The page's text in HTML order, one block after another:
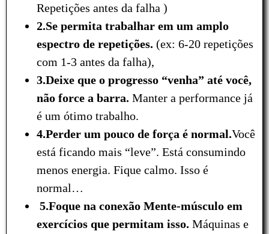
Repetições antes da falha )
2.Se permita trabalhar em um amplo
espectro de repetições. (ex: 6-20 repetições
com 1-3 antes da falha),
3.Deixe que o progresso “venha” até você,
não force a barra. Manter a performance já
é um ótimo trabalho.
4.Perder um pouco de força é normal.Você
está ficando mais “leve”. Está consumindo
menos energia. Fique calmo. Isso é
normal…
5.Foque na conexão Mente-músculo em
exercícios que permitam isso. Máquinas e